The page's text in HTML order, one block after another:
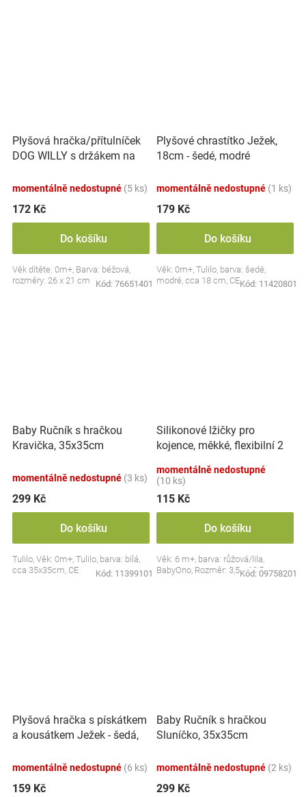
Plyšová hračka/přítulníček
DOG WILLY s držákem na
momentálně nedostupné (5 ks)
172 Kč
Do košíku
Věk dítěte: 0m+, Barva: béžová,
rozměry: 26 x 21 cm
Kód: 76651401
Plyšové chrastítko Ježek,
18cm - šedé, modré
momentálně nedostupné (1 ks)
179 Kč
Do košíku
Věk: 0m+, Tulilo, barva: šedé,
modré, cca 18 cm, CEKód: 11420801
Baby Ručník s hračkou
Kravička, 35x35cm
momentálně nedostupné (3 ks)
299 Kč
Do košíku
Tulilo, Věk: 0m+, Tulilo, barva: bílá,
cca 35x35cm, CE
Kód: 11399101
Silikonové lžičky pro
kojence, měkké, flexibilní 2
momentálně nedostupné
(10 ks)
115 Kč
Do košíku
Věk: 6 m+, barva: růžová/lila,
BabyOno, Rozměr: 3,5 x 10,5 cm
Kód: 09758201
Plyšová hračka s pískátkem
a kousátkem Ježek - šedá,
momentálně nedostupné (6 ks)
159 Kč
Baby Ručník s hračkou
Sluníčko, 35x35cm
momentálně nedostupné (2 ks)
299 Kč